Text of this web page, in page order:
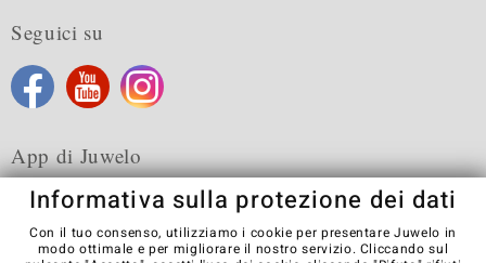
Seguici su
App di Juwelo
Informativa sulla protezione dei dati
Con il tuo consenso, utilizziamo i cookie per presentare Juwelo in
modo ottimale e per migliorare il nostro servizio. Cliccando sul